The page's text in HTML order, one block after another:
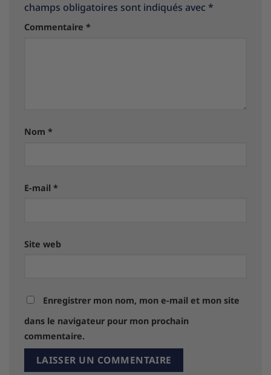
champs obligatoires sont indiqués avec *
Commentaire *
Nom *
E-mail *
Site web
Enregistrer mon nom, mon e-mail et mon site
dans le navigateur pour mon prochain
commentaire.